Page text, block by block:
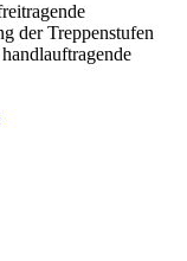
der Treppenstufen